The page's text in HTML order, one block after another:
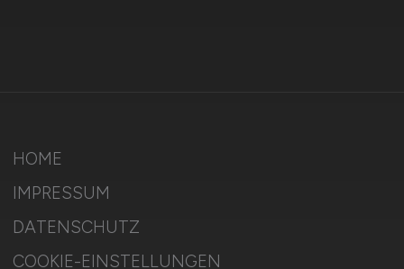
HOME
IMPRESSUM
DATENSCHUTZ
COOKIE-EINSTELLUNGEN